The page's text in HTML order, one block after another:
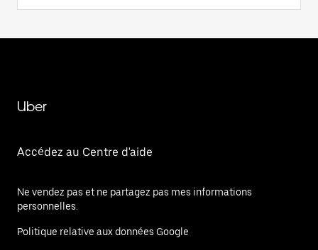
Uber
Accédez au Centre d'aide
Ne vendez pas et ne partagez pas mes informations
personnelles.
Politique relative aux données Google